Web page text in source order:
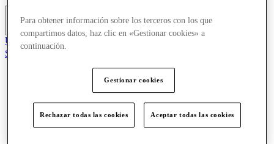
Únete al Club
Salvado
Planifica tu visita
Servicios
¿Qué pasa?
Para obtener información sobre los terceros con los que
compartimos datos, haz clic en «Gestionar cookies» a
continuación.
Gestionar cookies
Rechazar todas las cookies Aceptar todas las cookies